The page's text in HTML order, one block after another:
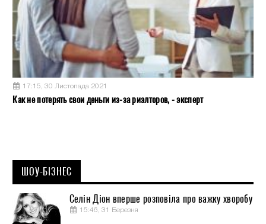
17:15, 30 Листопада 2021
Как не потерять свои деньги из-за риэлторов, - эксперт
ШОУ-БІЗНЕС
Селін Діон вперше розповіла про важку хворобу
15:46, 31 Березня